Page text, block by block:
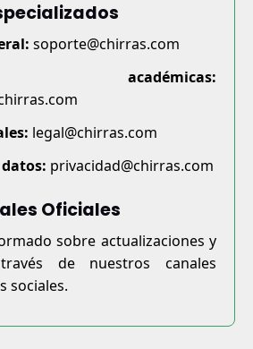
soporte@chirras.com
académicas:
legal@chirras.com
privacidad@chirras.com
Oficiales
sobre actualizaciones y
de nuestros canales
sociales.